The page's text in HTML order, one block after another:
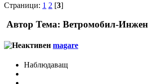
Страници: 1 2 [3]
Автор Тема: Ветромобил-
magare
Наблюдаващ